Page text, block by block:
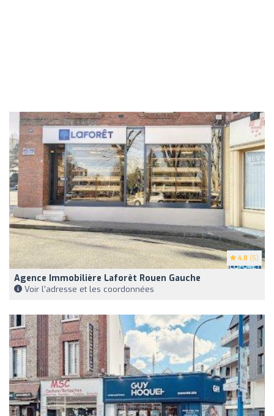
4.8 (5)
Agence Immobilière Laforêt Rouen Gauche
Voir l'adresse et les coordonnées